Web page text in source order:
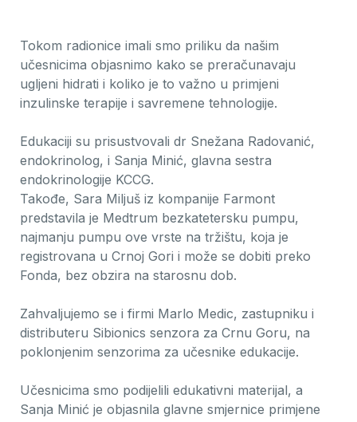
Tokom radionice imali smo priliku da našim
učesnicima objasnimo kako se preračunavaju
ugljeni hidrati i koliko je to važno u primjeni
inzulinske terapije i savremene tehnologije.
Edukaciji su prisustvovali dr Snežana Radovanić,
endokrinolog, i Sanja Minić, glavna sestra
endokrinologije KCCG.
Takođe, Sara Miljuš iz kompanije Farmont
predstavila je Medtrum bezkatetersku pumpu,
najmanju pumpu ove vrste na tržištu, koja je
registrovana u Crnoj Gori i može se dobiti preko
Fonda, bez obzira na starosnu dob.
Zahvaljujemo se i firmi Marlo Medic, zastupniku i
distributeru Sibionics senzora za Crnu Goru, na
poklonjenim senzorima za učesnike edukacije.
Učesnicima smo podijelili edukativni materijal, a
Sanja Minić je objasnila glavne smjernice primjene